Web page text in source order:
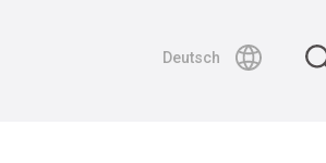
Deutsch